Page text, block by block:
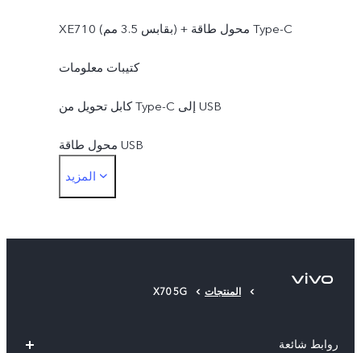
XE710 (بقابس 3.5 مم) + محول طاقة Type-C
كتيبات معلومات
كابل تحويل من Type-C إلى USB
محول طاقة USB
المزيد
المنتجات X70 5G
روابط شائعة